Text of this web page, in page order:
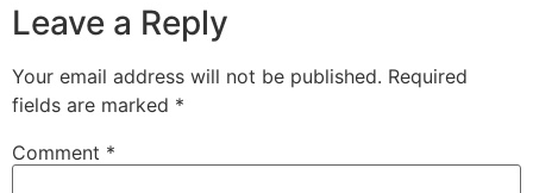
Leave a Reply
Your email address will not be published. Required
fields are marked *
Comment *